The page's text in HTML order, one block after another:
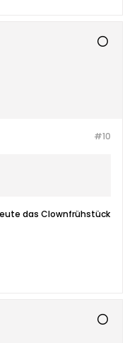
#10
das Clownfrühstück